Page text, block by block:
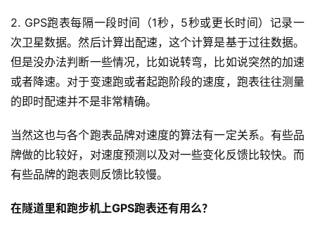
视
频
用
精
选
动
2. GPS跑表每隔一段时间（1秒，5秒或更长时间）记录一
次卫星数据。然后计算出配速，这个计算是基于过往数据。
但是没办法判断一些情况，比如说转弯，比如说突然的加速
或者降速。对于变速跑或者起跑阶段的速度，跑表往往测量
的即时配速并不是非常精确。
当然这也与各个跑表品牌对速度的算法有一定关系。有些品
牌做的比较好，对速度预测以及对一些变化反馈比较快。而
有些品牌的跑表则反馈比较慢。
在隧道里和跑步机上GPS跑表还有用么？